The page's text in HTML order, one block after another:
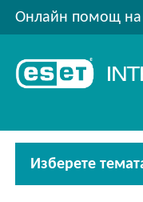
Онлайн помощ на
Изберете